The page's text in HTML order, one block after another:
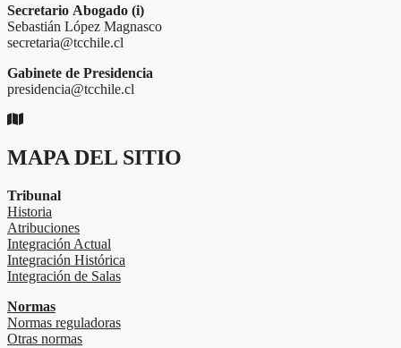
Secretario Abogado (i)
Sebastián López Magnasco
secretaria@tcchile.cl
Gabinete de Presidencia
presidencia@tcchile.cl
MAPA DEL SITIO
Tribunal
Historia
Atribuciones
Integración Actual
Integración Histórica
Integración de Salas
Normas
Normas reguladoras
Otras normas